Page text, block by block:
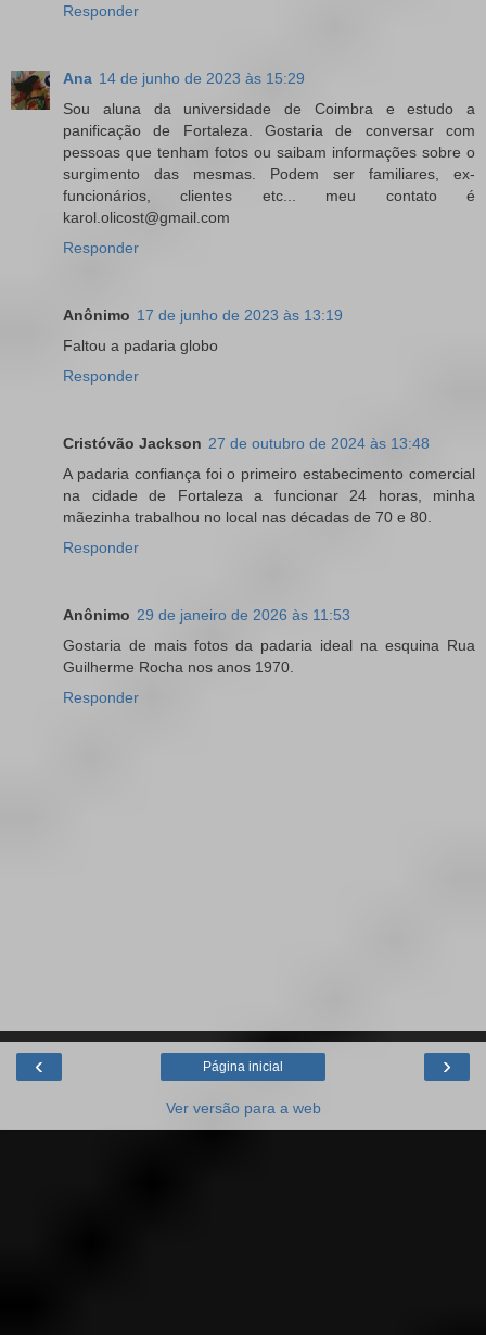
Responder
Ana 14 de junho de 2023 às 15:29
Sou aluna da universidade de Coimbra e estudo a
panificação de Fortaleza. Gostaria de conversar com
pessoas que tenham fotos ou saibam informações sobre o
surgimento das mesmas. Podem ser familiares, ex-
funcionários, clientes etc... meu contato é
karol.olicost@gmail.com
Responder
Anônimo 17 de junho de 2023 às 13:19
Faltou a padaria globo
Responder
Cristóvão Jackson 27 de outubro de 2024 às 13:48
A padaria confiança foi o primeiro estabecimento comercial
na cidade de Fortaleza a funcionar 24 horas, minha
mãezinha trabalhou no local nas décadas de 70 e 80.
Responder
Anônimo 29 de janeiro de 2026 às 11:53
Gostaria de mais fotos da padaria ideal na esquina Rua
Guilherme Rocha nos anos 1970.
Responder
‹ ›
Página inicial
Ver versão para a web